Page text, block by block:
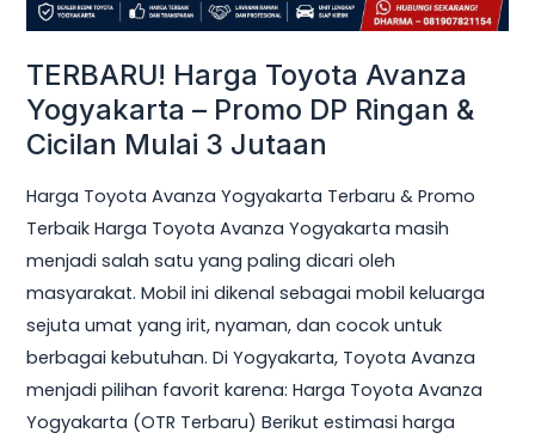
TERBARU! Harga Toyota Avanza
Yogyakarta – Promo DP Ringan &
Cicilan Mulai 3 Jutaan
Harga Toyota Avanza Yogyakarta Terbaru & Promo
Terbaik Harga Toyota Avanza Yogyakarta masih
menjadi salah satu yang paling dicari oleh
masyarakat. Mobil ini dikenal sebagai mobil keluarga
sejuta umat yang irit, nyaman, dan cocok untuk
berbagai kebutuhan. Di Yogyakarta, Toyota Avanza
menjadi pilihan favorit karena: Harga Toyota Avanza
Yogyakarta (OTR Terbaru) Berikut estimasi harga
&
Mulai
3
Jutaan